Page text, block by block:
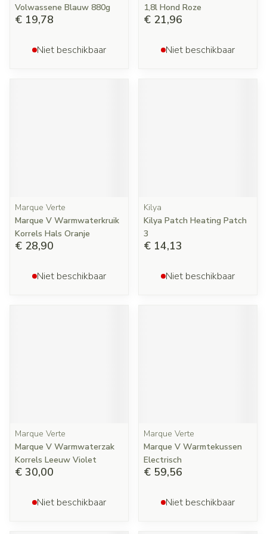
Volwassene Blauw 880g
€ 19,78
Niet beschikbaar
1,8l Hond Roze
€ 21,96
Niet beschikbaar
Marque Verte
Marque V Warmwaterkruik
Korrels Hals Oranje
€ 28,90
Niet beschikbaar
Kilya
Kilya Patch Heating Patch
3
€ 14,13
Niet beschikbaar
Marque Verte
Marque V Warmwaterzak
Korrels Leeuw Violet
€ 30,00
Niet beschikbaar
Marque Verte
Marque V Warmtekussen
Electrisch
€ 59,56
Niet beschikbaar